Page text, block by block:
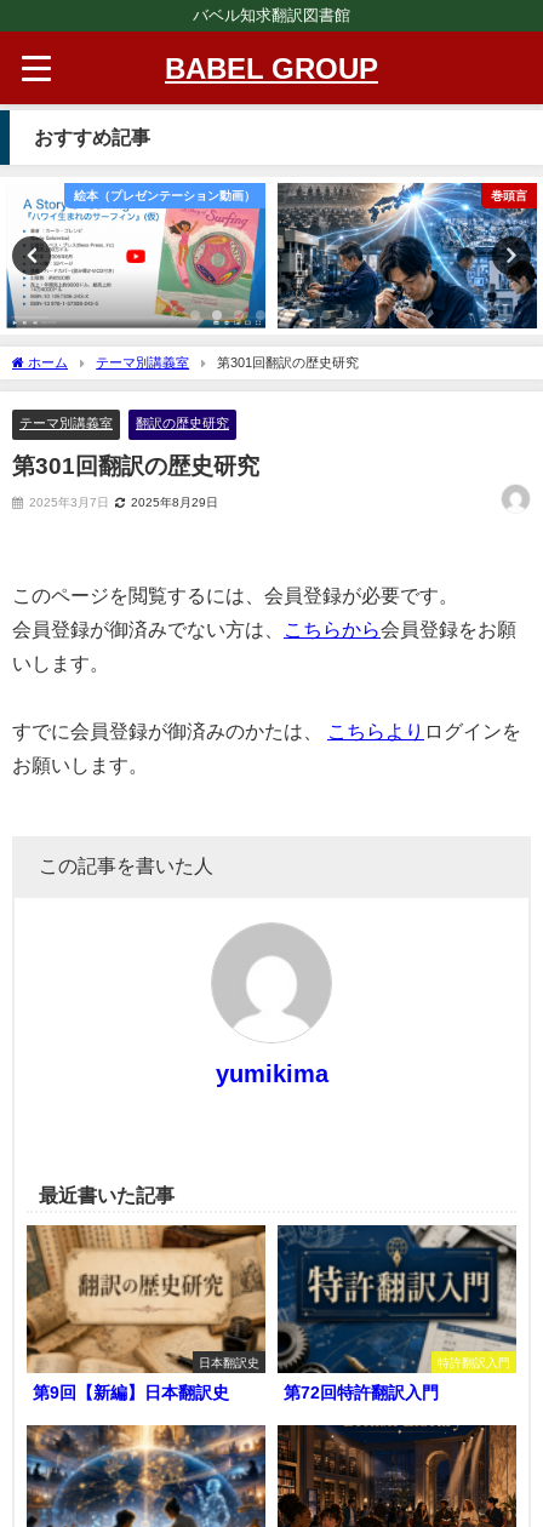
バベル知求翻訳図書館
BABEL GROUP
おすすめ記事
絵本（プレゼンテーション動画） 巻頭言
ホーム テーマ別講義室 第301回翻訳の歴史研究
テーマ別講義室 翻訳の歴史研究
第301回翻訳の歴史研究
2025年3月7日 2025年8月29日
このページを閲覧するには、会員登録が必要です。
会員登録が御済みでない方は、
こちらから会員登録をお願
いします。
すでに会員登録が御済みのかたは、 こちらより ログインを
お願いします。
この記事を書いた人
yumikima
最近書いた記事
日本翻訳史
第9回【新編】日本翻訳史
特許翻訳入門
第72回特許翻訳入門